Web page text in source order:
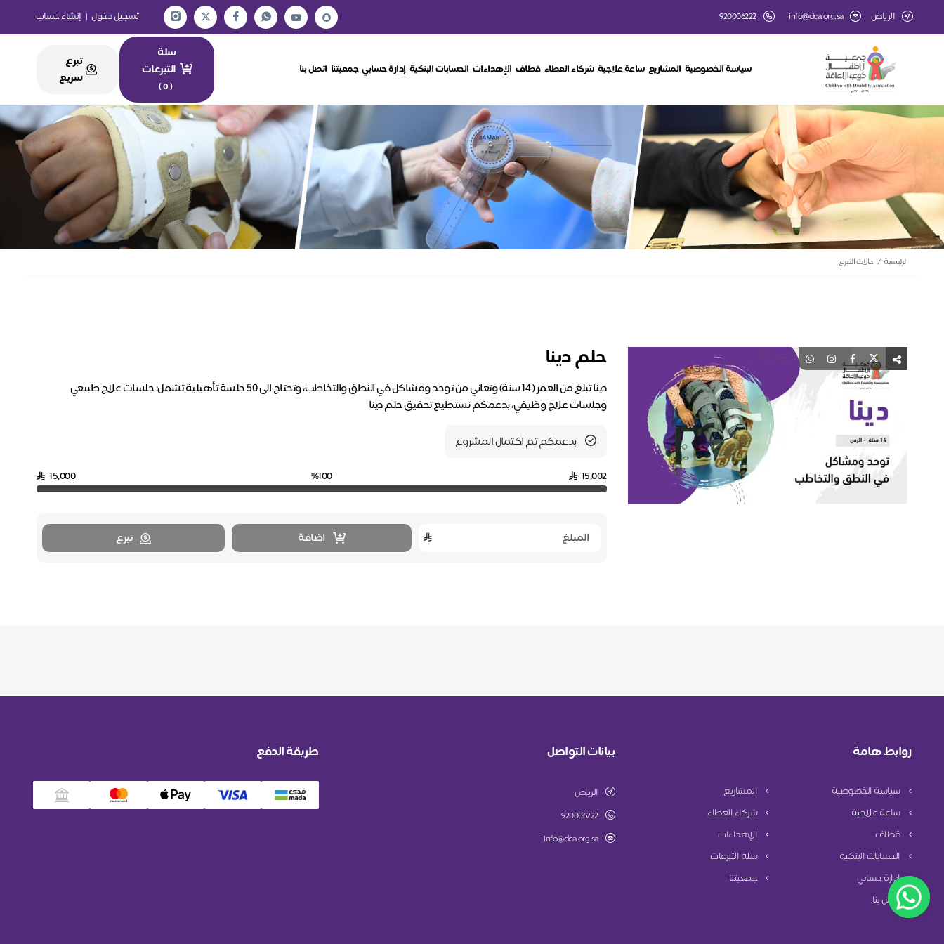
الرياض info@dca.org.sa
920006222 تسجيل دخول | إنشاء حساب
سياسة الخصوصية المشاريع ساعة علاجية شركاء العطاء قطاف الإهداءات الحسابات البنكية إدارة حسابي جمعيتنا اتصل بنا
سلة
التبرعات
(
0
)
تبرع
سريع
الرئيسية حالات التبرع
حلم دينا
دينا تبلغ من العمر ( ١٤ سنة) وتعاني من توحد ومشاكل في النطق والتخاطب، وتحتاج الى ٥٠ جلسة تأهيلية تشمل: جلسات علاج طبيعي
وجلسات علاج وظيفي، بدعمكم نستطيع تحقيق حلم دينا
بدعمكم تم اكتمال المشروع
15,002
%100
15,000
اضافة تبرع
روابط هامة
سياسة الخصوصية
المشاريع
ساعة علاجية
شركاء العطاء
قطاف
الإهداءات
الحسابات البنكية
سلة التبرعات
إدارة حسابي
جمعيتنا
اتصل بنا
بيانات التواصل
الرياض
920006222
info@dca.org.sa
طريقة الدفع